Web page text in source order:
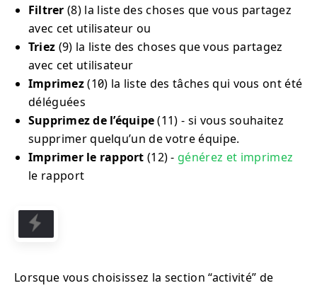
Filtrer (8) la liste des choses que vous partagez
avec cet utilisateur ou
Triez (9) la liste des choses que vous partagez
avec cet utilisateur
Imprimez(10) la liste des tâches qui vous ont été
déléguées
Supprimez de l’équipe(11) - si vous souhaitez
supprimer quelqu’un de votre équipe.
Imprimer le rapport (12) - générez et imprimez
le rapport
Lorsque vous choisissez la section “activité” de